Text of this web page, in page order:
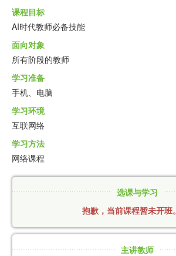
课程目标
AI时代教师必备技能
面向对象
所有阶段的教师
学习准备
手机、电脑
学习环境
互联网络
学习方法
网络课程
选课与学习
抱歉，当前课程暂未开班。
主讲教师